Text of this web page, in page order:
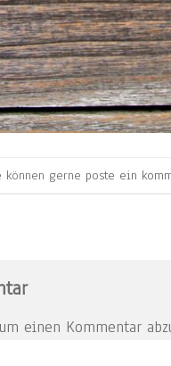
können gerne poste ein
einen Kommentar